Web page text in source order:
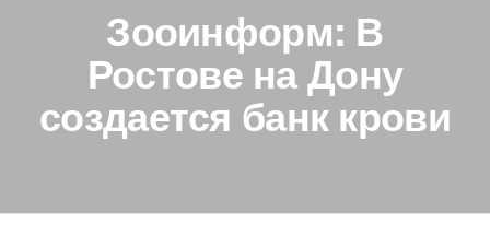
Зооинформ: В
Ростове на Дону
создается банк крови